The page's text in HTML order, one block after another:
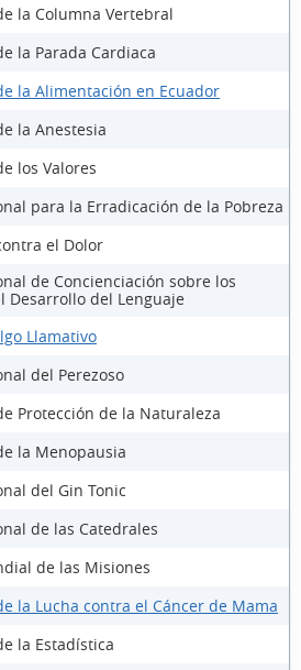
la Columna Vertebral
la Parada Cardiaca
la Alimentación en Ecuador
la Anestesia
los Valores
para la Erradicación de la Pobreza
el Dolor
de Concienciación sobre los
Desarrollo del Lenguaje
Llamativo
del Perezoso
Protección de la Naturaleza
la Menopausia
del Gin Tonic
de las Catedrales
de las Misiones
la Lucha contra el Cáncer de Mama
la Estadística